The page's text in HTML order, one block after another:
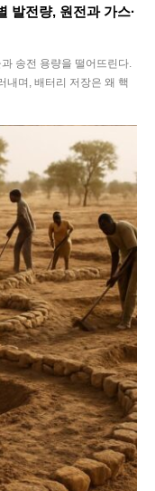
발전량, 원전과 가스·
송전 용량을 떨어뜨린다.
내며, 배터리 저장은 왜 핵